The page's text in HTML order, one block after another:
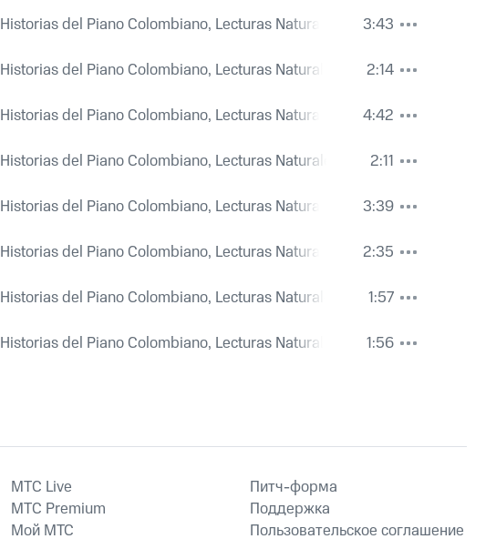
Historias del Piano Colombiano, Lecturas Naturales y Referenciales 13
3:43
Historias del Piano Colombiano, Lecturas Naturales y Referenciales 13
2:14
Historias del Piano Colombiano, Lecturas Naturales y Referenciales 13
4:42
Historias del Piano Colombiano, Lecturas Naturales y Referenciales 13
2:11
Historias del Piano Colombiano, Lecturas Naturales y Referenciales 13
3:39
Historias del Piano Colombiano, Lecturas Naturales y Referenciales 13
2:35
Historias del Piano Colombiano, Lecturas Naturales y Referenciales 13
1:57
Historias del Piano Colombiano, Lecturas Naturales y Referenciales 13
1:56
MTС Live
MTС Premium
Мой МТС
Питч-форма
Поддержка
Пользовательское соглашение